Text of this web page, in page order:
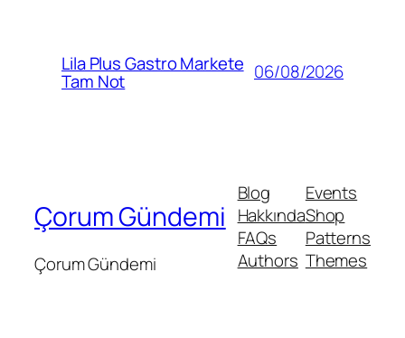
Lila Plus Gastro Markete
Tam Not 06/08/2026
Çorum Gündemi
Çorum Gündemi
Blog
Hakkında
FAQs
Authors
Events
Shop
Patterns
Themes